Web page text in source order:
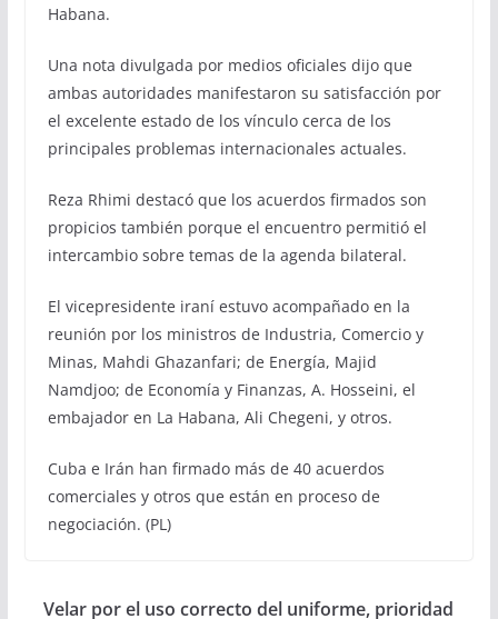
Habana.
Una nota divulgada por medios oficiales dijo que
ambas autoridades manifestaron su satisfacción por
el excelente estado de los vínculo cerca de los
principales problemas internacionales actuales.
Reza Rhimi destacó que los acuerdos firmados son
propicios también porque el encuentro permitió el
intercambio sobre temas de la agenda bilateral.
El vicepresidente iraní estuvo acompañado en la
reunión por los ministros de Industria, Comercio y
Minas, Mahdi Ghazanfari; de Energía, Majid
Namdjoo; de Economía y Finanzas, A. Hosseini, el
embajador en La Habana, Ali Chegeni, y otros.
Cuba e Irán han firmado más de 40 acuerdos
comerciales y otros que están en proceso de
negociación. (PL)
Velar por el uso correcto del uniforme, prioridad